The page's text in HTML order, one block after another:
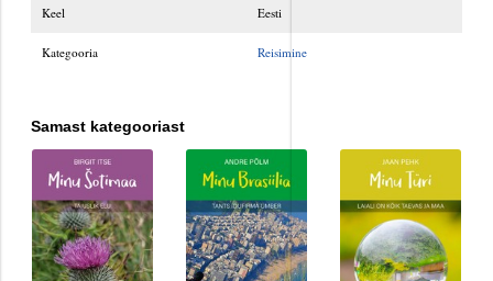
Muusika
Reisimine
Religioon
Romantika
Praegugi näen silmi sulgedes päikest viirukiudus Ubudi linnakese
universumit kõige ilusa eest.
lugu räägib sellest, et kõige alus on soov ja usk.
Keel Eesti
Kategooria Reisimine
Samast kategooriast